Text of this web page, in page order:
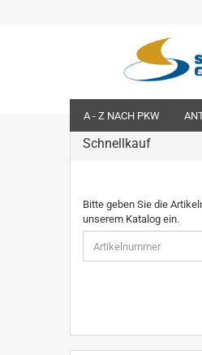
A - Z NACH PKW
Schnellkauf
Bitte geben Sie die
unserem Katalog ein.